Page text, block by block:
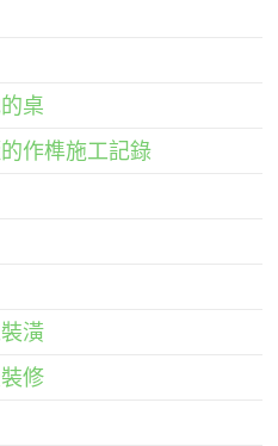
桌
作榫施工記錄
潢
修